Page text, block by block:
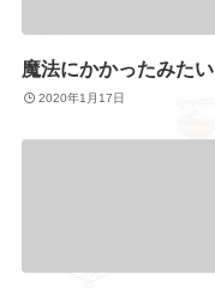
魔法にかかったみたい
2020年1月17日